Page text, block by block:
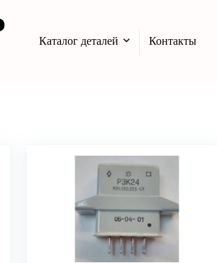
Каталог деталей Контакты